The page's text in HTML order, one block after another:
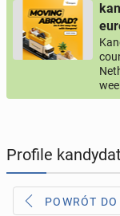
PROFILE
USŁUGI
MOTORYZACJA
KUPIĘ &
TOWARZYSKIE
Profile
POWRÓT